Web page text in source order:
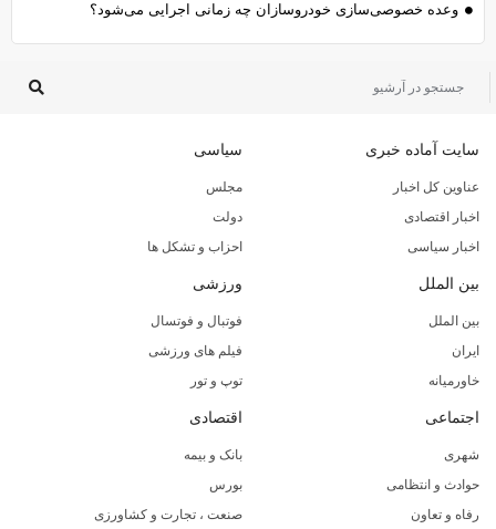
وعده خصوصی‌سازی خودروسازان چه زمانی اجرایی می‌شود؟
سایت آماده خبری
عناوین کل اخبار
اخبار اقتصادی
اخبار سیاسی
سیاسی
مجلس
دولت
احزاب و تشکل ها
بین الملل
بین الملل
ایران
خاورمیانه
ورزشی
فوتبال و فوتسال
فیلم های ورزشی
توپ و تور
اجتماعی
شهری
حوادث و انتظامی
رفاه و تعاون
اقتصادی
بانک و بیمه
بورس
صنعت ، تجارت و کشاورزی